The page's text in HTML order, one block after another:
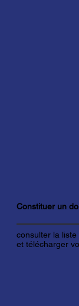
Constituer un
consulter la
et télécharger